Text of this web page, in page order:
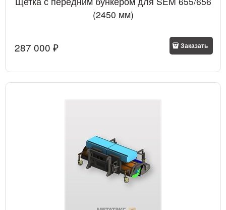
(2450 мм)
287 000 ₽ Заказать